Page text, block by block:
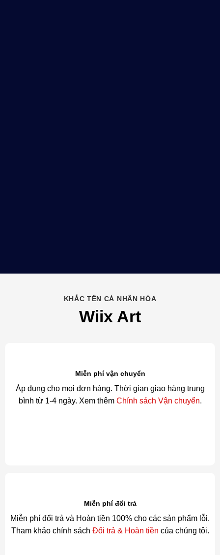
KHẮC TÊN CÁ NHÂN HÓA
Wiix Art
Miễn phí vận chuyển
Áp dụng cho mọi đơn hàng. Thời gian giao hàng trung
bình từ 1-4 ngày. Xem thêm Chính sách Vận chuyển.
Miễn phí đổi trả
Miễn phí đổi trả và Hoàn tiền 100% cho các sản phẩm lỗi.
Tham khảo chính sách Đổi trả & Hoàn tiền của chúng tôi.